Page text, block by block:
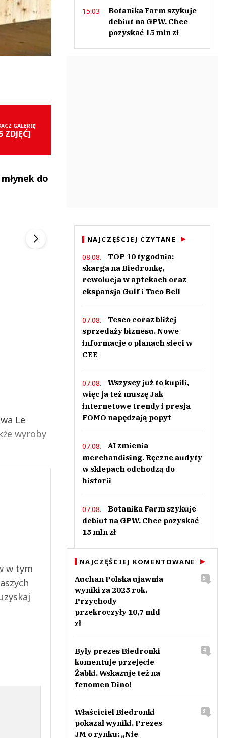
GALERIĘ
ZDJĘĆ]
do
Le
wyroby
w tym
▶
15:03
Botanika Farm szykuje
debiut na GPW. Chce
pozyskać 15 mln zł
NAJCZĘŚCIEJ CZYTANE
08.08.
TOP 10 tygodnia:
skarga na Biedronkę,
rewolucja w aptekach oraz
ekspansja Gulf i Taco Bell
07.08.
Tesco coraz bliżej
sprzedaży biznesu. Nowe
informacje o planach sieci w
CEE
07.08.
Wszyscy już to kupili,
więc ja też muszę Jak
internetowe trendy i presja
FOMO napędzają popyt
07.08.
AI zmienia
merchandising. Ręczne audyty
w sklepach odchodzą do
historii
07.08.
Botanika Farm szykuje
debiut na GPW. Chce pozyskać
15 mln zł
NAJCZĘŚCIEJ KOMENTOWANE
Auchan Polska ujawnia
wyniki za 2025 rok.
Przychody
przekroczyły 10,7 mld
zł
5
Były prezes Biedronki
komentuje przejęcie
Żabki. Wskazuje też na
fenomen Dino!
4
Właściciel Biedronki
pokazał wyniki. Prezes
JM o rynku: „Nie
3